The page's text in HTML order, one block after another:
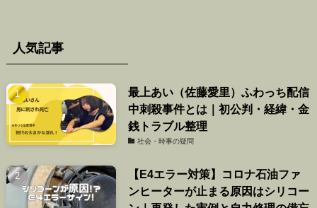
ブ人気記事
最上あい（佐藤愛里）ふわっち配信
中刺殺事件とは｜初公判・経緯・金
銭トラブル整理
社会・時事の疑問
【E4エラー対策】コロナ石油ファ
ンヒーターが止まる原因はシリコー